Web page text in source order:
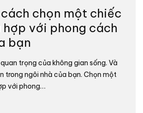
chọn một chiếc
hợp với phong cách
bạn
trọng của không gian sống. Và
trong ngôi nhà của bạn. Chọn một
với phong…